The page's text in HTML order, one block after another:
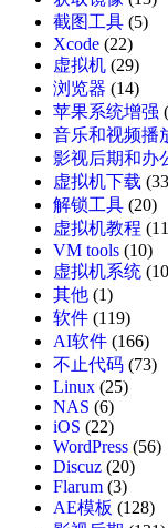
截图工具 (5)
Xcode (22)
虚拟机 (29)
浏览器 (14)
苹果系统增强
音乐和视频播
影视后期和办
虚拟机下载
解锁工具 (20)
虚拟机教程
VM tools (10)
虚拟机系统
其他 (1)
软件 (119)
AI软件 (166)
不止代码 (73)
Linux (25)
NAS (6)
iOS (22)
WordPress (56)
Discuz (20)
Flarum (3)
AE模板 (128)